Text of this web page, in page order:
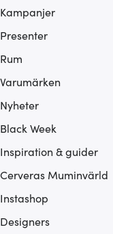
Kampanjer
Presenter
Rum
Varumärken
Nyheter
Black Week
Inspiration & guider
Cerveras Muminvärld
Instashop
Designers